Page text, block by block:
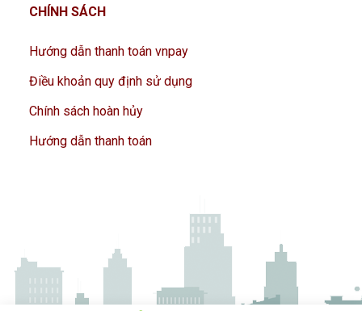
CHÍNH SÁCH
Hướng dẫn thanh toán vnpay
Điều khoản quy định sử dụng
Chính sách hoàn hủy
Hướng dẫn thanh toán